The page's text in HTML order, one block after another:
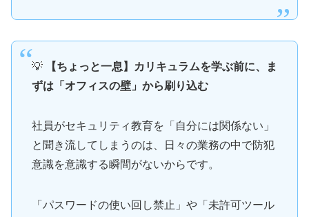
💡
【ちょっと一息】カリキュラムを学ぶ前に、ま
ずは「オフィスの壁」から刷り込む
社員がセキュリティ教育を「自分には関係ない」
と聞き流してしまうのは、日々の業務の中で防犯
意識を意識する瞬間がないからです。
「パスワードの使い回し禁止」や「未許可ツール